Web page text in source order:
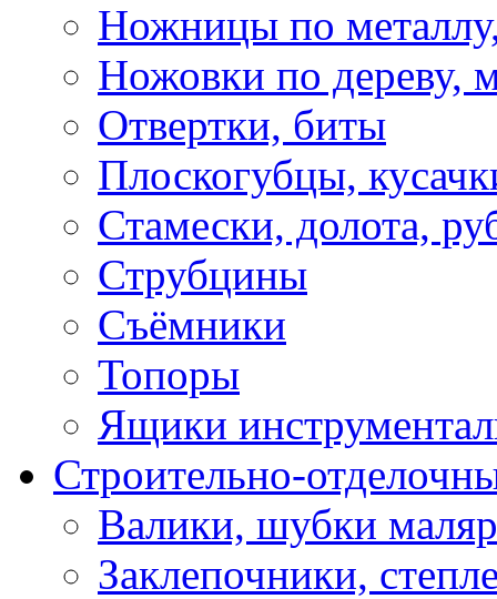
Ножницы по
Ножовки по дереву,
Отвертки, биты
Плоскогубцы,
Стамески, долота,
Струбцины
Съёмники
Топоры
Ящики
Строительно-
Валики, шубки
Заклепочники,